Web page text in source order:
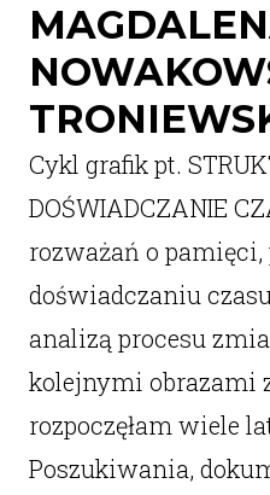
Cykl grafik pt.
DOŚWIADCZANIE
rozważań o
doświadczaniu
analizą procesu
kolejnymi obrazami
rozpoczęłam wiele
Poszukiwania,